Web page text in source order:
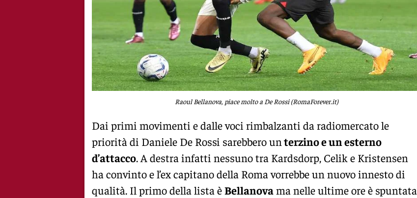
Raoul Bellanova, piace molto a De Rossi (RomaForever.it)
Dai primi movimenti e dalle voci rimbalzanti da radiomercato le
priorità di Daniele De Rossi sarebbero unterzino e un esterno
d’attacco. A destra infatti nessuno tra Kardsdorp, Celik e Kristensen
ha convinto e l’ex capitano della Roma vorrebbe un nuovo innesto di
qualità. Il primo della lista èBellanovama nelle ultime ore è spuntata